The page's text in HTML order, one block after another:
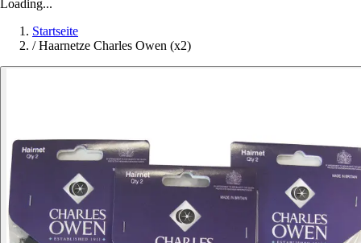
Loading...
Startseite
/ Haarnetze Charles Owen (x2)